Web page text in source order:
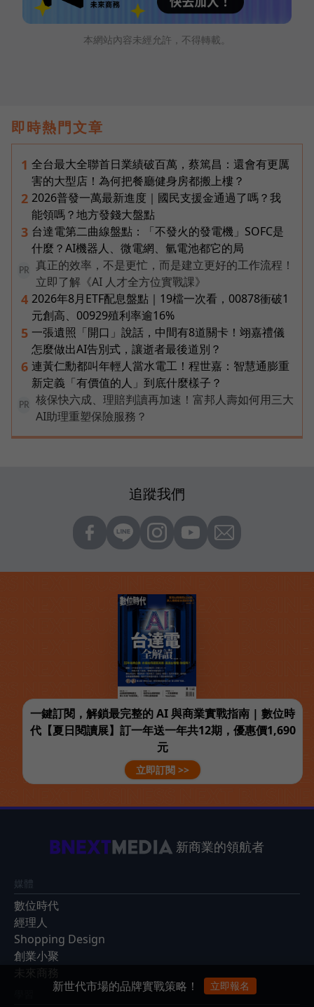
本網站內容未經允許，不得轉載。
即時熱門文章
1 全台最大全聯首日業績破百萬，蔡篤昌：還會有更厲
害的大型店！為何把餐廳健身房都搬上樓？
2 2026普發一萬最新進度｜國民支援金通過了嗎？我
能領嗎？地方發錢大盤點
3 台達電第二曲線盤點：「不發火的發電機」SOFC是
什麼？AI機器人、微電網、氫電池都它的局
PR
真正的效率，不是更忙，而是建立更好的工作流程！
立即了解《AI 人才全方位實戰課》
4 2026年8月ETF配息盤點｜19檔一次看，00878衝破1
元創高、00929殖利率逾16%
5 一張遺照「開口」說話，中間有8道關卡！翊嘉禮儀
怎麼做出AI告別式，讓逝者最後道別？
6 連黃仁勳都叫年輕人當水電工！程世嘉：智慧通膨重
新定義「有價值的人」到底什麼樣子？
PR
核保快六成、理賠判讀再加速！富邦人壽如何用三大
AI助理重塑保險服務？
追蹤我們
一鍵訂閱，解鎖最完整的 AI 與商業實戰指南 | 數位時
代【夏日閱讀展】訂一年送一年共12期，優惠價1,690
元
立即訂閱 >>
新商業的領航者
媒體
數位時代
經理人
Shopping Design
創業小聚
新世代市場的品牌實戰策略！ 立即報名